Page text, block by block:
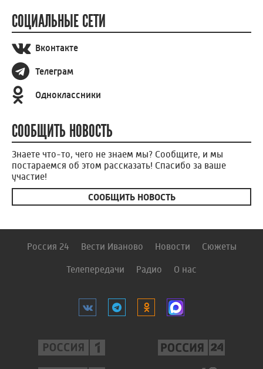
СОЦИАЛЬНЫЕ СЕТИ
Вконтакте
Телеграм
Одноклассники
СООБЩИТЬ НОВОСТЬ
Знаете что-то, чего не знаем мы? Сообщите, и мы
постараемся об этом рассказать! Спасибо за ваше
участие!
СООБЩИТЬ НОВОСТЬ
Россия 24 Вести Иваново Новости Сюжеты
Телепередачи Радио О нас